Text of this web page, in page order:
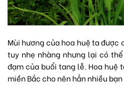
Mùi hương của hoa huệ ta được
tuy nhẹ nhàng nhưng lại có
đạm của buổi tang lễ. Hoa huệ
miền Bắc cho nên hẳn nhiều